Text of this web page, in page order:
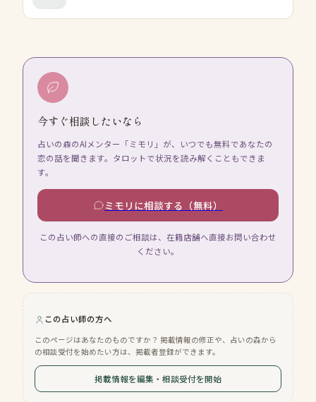
今すぐ相談したいなら
占いの森のAIメンター「ミモリ」が、いつでも無料であなたの
恋の話を聞きます。タロットで状況を読み解くこともできま
す。
ミモリに相談する（無料）
この占い師への直接のご相談は、在籍店舗へ直接お問い合わせ
ください。
この占い師の方へ
このページはあなたのものですか？ 掲載情報の修正や、占いの森から
の相談受付を始めたい方は、掲載者登録ができます。
掲載情報を編集・相談受付を開始